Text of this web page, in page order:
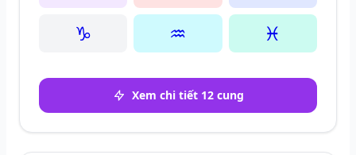
♑
♒ ♓
Xem chi tiết 12 cung